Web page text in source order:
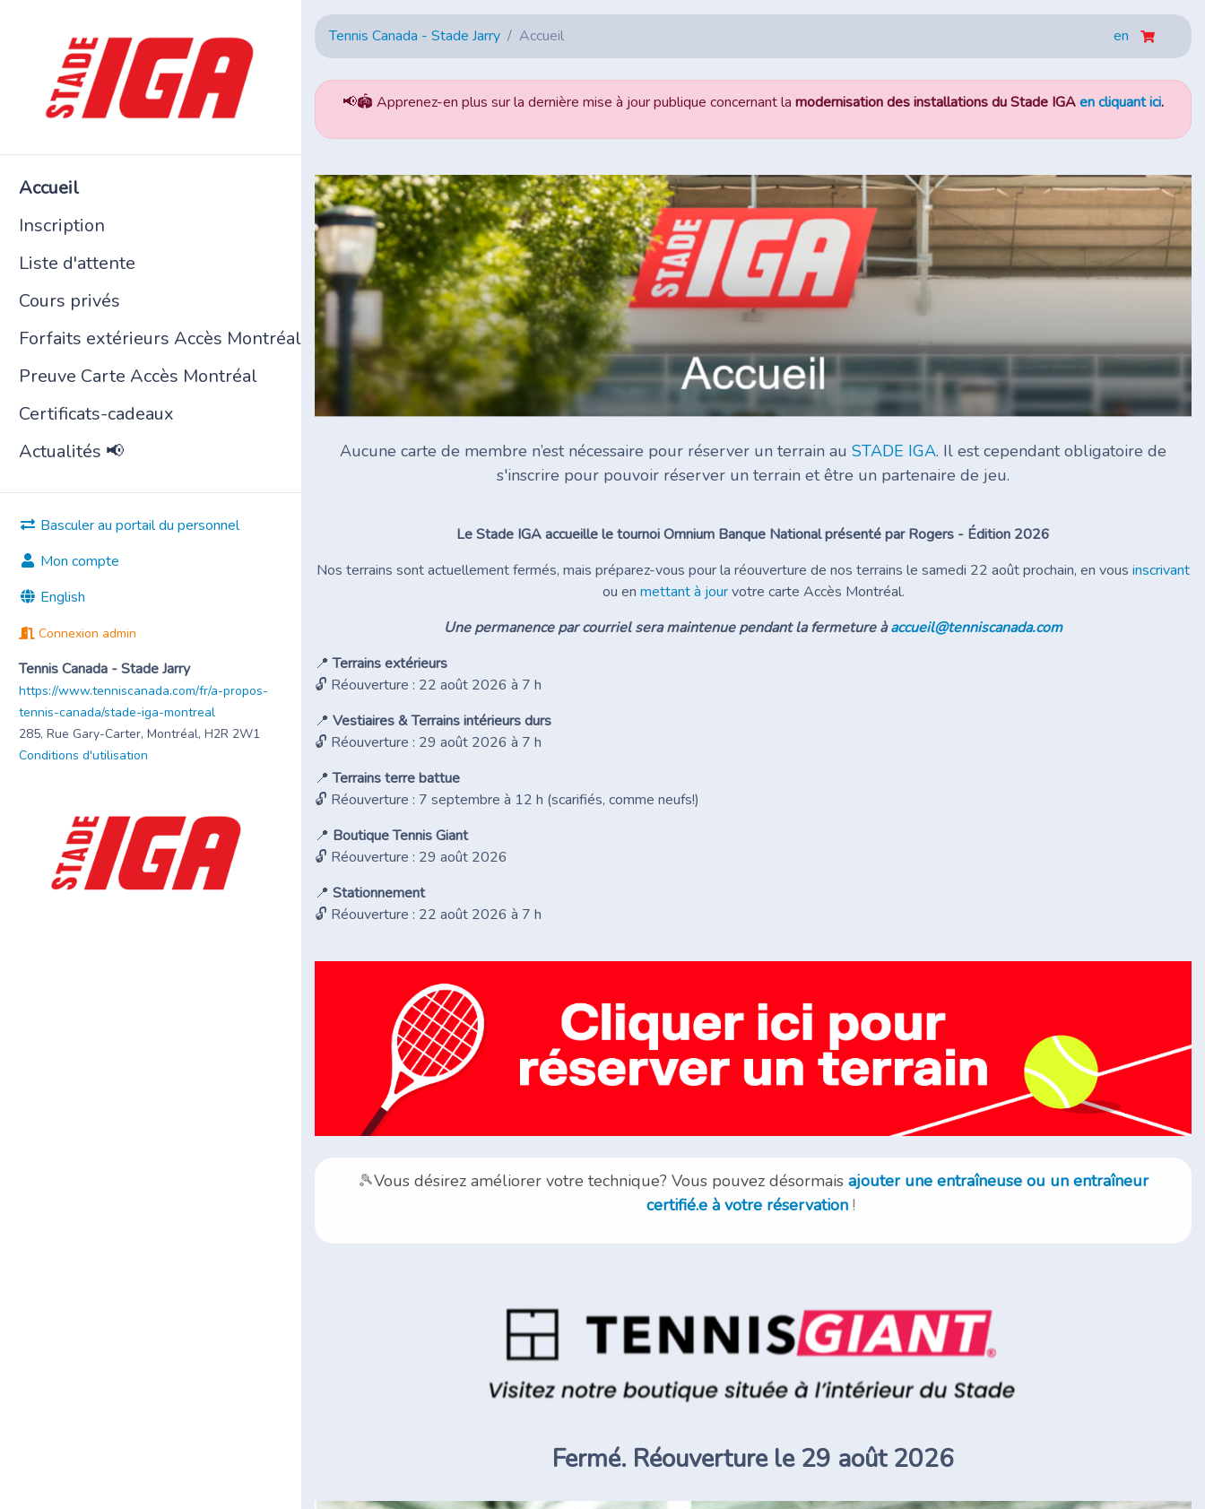
Accueil
Inscription
Liste d'attente
Cours privés
Forfaits extérieurs Accès Montréal
Preuve Carte Accès Montréal
Certificats-cadeaux
Actualités 📢
Basculer au portail du personnel
Mon compte
English
Connexion admin
Tennis Canada - Stade Jarry
https://www.tenniscanada.com/fr/a-propos-
tennis-canada/stade-iga-montreal
285, Rue Gary-Carter, Montréal, H2R 2W1
Conditions d'utilisation
Tennis Canada - Stade Jarry Accueil en
📢🏟️ Apprenez-en plus sur la dernière mise à jour publique concernant la modernisation des installations du Stade IGAen cliquant ici.
Aucune carte de membre n’est nécessaire pour réserver un terrain au STADE IGA. Il est cependant obligatoire de
s'inscrire pour pouvoir réserver un terrain et être un partenaire de jeu.
Le Stade IGA accueille le tournoi Omnium Banque National présenté par Rogers - Édition 2026
Nos terrains sont actuellement fermés, mais préparez-vous pour la réouverture de nos terrains le samedi 22 août prochain, en vous inscrivant
ou en mettant à jourvotre carte Accès Montréal.
Une permanence par courriel sera maintenue pendant la fermeture àaccueil@tenniscanada.com
📍Terrains extérieurs
🔓 Réouverture : 22 août 2026 à 7 h
📍 Vestiaires & Terrains intérieurs durs
🔓 Réouverture : 29 août 2026 à 7 h
📍Terrains terre battue
🔓 Réouverture : 7 septembre à 12 h (scarifiés, comme neufs!)
📍 Boutique Tennis Giant
🔓 Réouverture : 29 août 2026
📍 Stationnement
🔓 Réouverture : 22 août 2026 à 7 h
🎾Vous désirez améliorer votre technique? Vous pouvez désormais ajouter une entraîneuse ou un entraîneur
certifié.e à votre réservation !
Fermé. Réouverture le 29 août 2026